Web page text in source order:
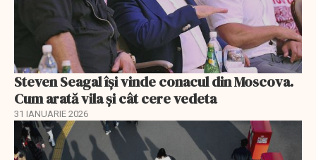
Steven Seagal își vinde conacul din Moscova.
Cum arată vila și cât cere vedeta
31 IANUARIE 2026